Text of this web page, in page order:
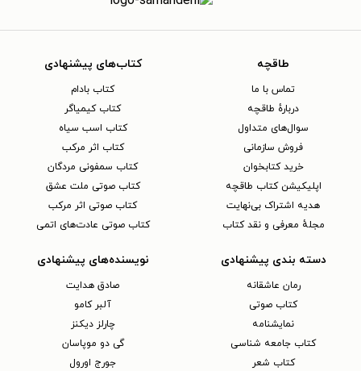
طاقچه
تماس با ما
دربارهٔ طاقچه
سوال‌های متداول
فروش سازمانی
خرید کتابخوان
اپلیکیشن کتاب طاقچه
هدیه اشتراک بی‌نهایت
مجلهٔ معرفی و نقد کتاب
کتاب‌های پیشنهادی
کتاب بادام
کتاب کیمیاگر
کتاب اسب سیاه
کتاب اثر مرکب
کتاب سمفونی مردگان
کتاب صوتی ملت عشق
کتاب صوتی اثر مرکب
کتاب صوتی عادت‌های اتمی
دسته بندی پیشنهادی
رمان عاشقانه
کتاب‌ صوتی
نمایشنامه
کتاب جامعه شناسی
کتاب شعر
نویسنده‌های پیشنهادی
صادق هدایت
آلبر کامو
چارلز دیکنز
گی دو موپاسان
جورج اورول